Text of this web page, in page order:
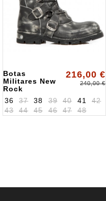
Botas
Militares New
Rock
ALK1473S47
216,00 €
240,00 €
36 37 38 39 40 41
42
43
44 45 46 47 48